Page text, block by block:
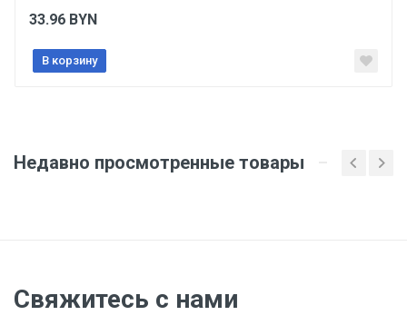
Товар соответствует требованиям технических
регламентов ТР ТС (ЕАЭС). Сведения о номере
в сопроводительной документации к товару и
предоставляются по запросу покупателя
33.96 BYN
В корзину
Недавно просмотренные товары
Свяжитесь с нами